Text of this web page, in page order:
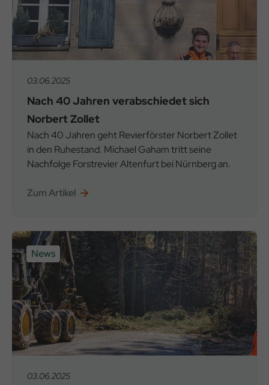
03.06.2025
Nach 40 Jahren verabschiedet sich
Norbert Zollet
Nach 40 Jahren geht Revierförster Norbert Zollet
in den Ruhestand. Michael Gaham tritt seine
Nachfolge Forstrevier Altenfurt bei Nürnberg an.
Zum Artikel
News
03.06.2025